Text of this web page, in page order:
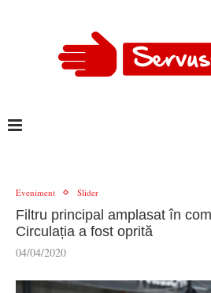
Eveniment Slider
Filtru principal amplasat în
Circulația a fost oprită
04/04/2020